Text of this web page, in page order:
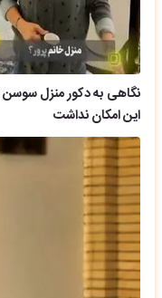
نگاهی به دکور منزل سوسن
این امکان نداشت